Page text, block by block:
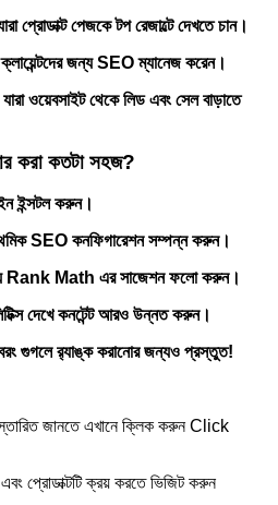
প্রোডাক্ট পেজকে টপ রেজাল্টে দেখতে চান।
ক্লায়েন্টদের জন্য SEO ম্যানেজ করেন।
যারা ওয়েবসাইট থেকে লিড এবং সেল বাড়াতে
করা কতটা সহজ?
ইন্সটল করুন।
SEO কনফিগারেশন সম্পন্ন করুন।
Rank Math এর সাজেশন ফলো করুন।
দেখে কনটেন্ট আরও উন্নত করুন।
গুগলে র‌্যাঙ্ক করানোর জন্যও প্রস্তুত!
জানতে এখানে ক্লিক করুন Click
এবং প্রোডাক্টটি ক্রয় করতে ভিজিট করুন